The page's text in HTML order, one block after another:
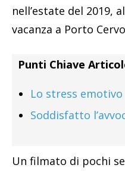
nell’estate del 2019,
vacanza a Porto
Punti Chiave
Lo stress emotivo
Soddisfatto
Un filmato di pochi